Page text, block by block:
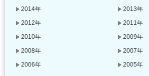
2014年
2013年
2012年
2011年
2010年
2009年
2008年
2007年
2006年
2005年